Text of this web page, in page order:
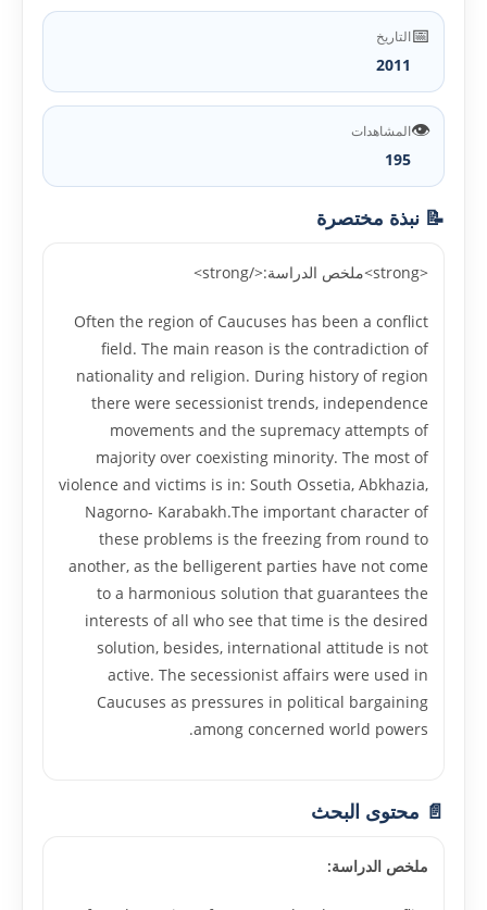
📅التاريخ
2011
👁️المشاهدات
195
📝 نبذة مختصرة
<strong>ملخص الدراسة:</strong>
Often the region of Caucuses has been a conflict
field. The main reason is the contradiction of
nationality and religion. During history of region
there were secessionist trends, independence
movements and the supremacy attempts of
majority over coexisting minority. The most of
violence and victims is in: South Ossetia, Abkhazia,
Nagorno- Karabakh.The important character of
these problems is the freezing from round to
another, as the belligerent parties have not come
to a harmonious solution that guarantees the
interests of all who see that time is the desired
solution, besides, international attitude is not
active. The secessionist affairs were used in
Caucuses as pressures in political bargaining
among concerned world powers.
📄 محتوى البحث
ملخص الدراسة: